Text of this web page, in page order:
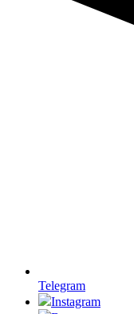
Telegram
Instagram